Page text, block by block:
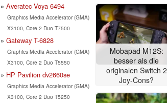
Averatec Voya 6494
Graphics Media Accelerator (GMA)
X3100, Core 2 Duo T7500
Gateway T-6828
Graphics Media Accelerator (GMA)
X3100, Core 2 Duo T5550
HP Pavilion dv2660se
Graphics Media Accelerator (GMA)
X3100, Core 2 Duo T5250
Mobapad M12S:
besser als die
originalen Switch 2
Joy-Cons?